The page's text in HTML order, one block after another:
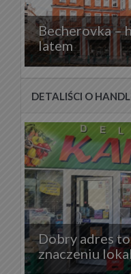
Becherovka –
latem
DETALIŚCI O
Dobry adres
znaczeniu